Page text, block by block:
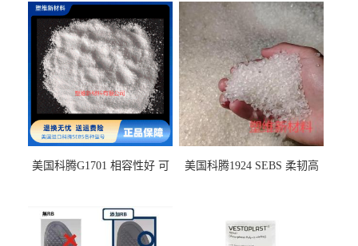
美国科腾G1701 相容性好 可
美国科腾1924 SEBS 柔韧高